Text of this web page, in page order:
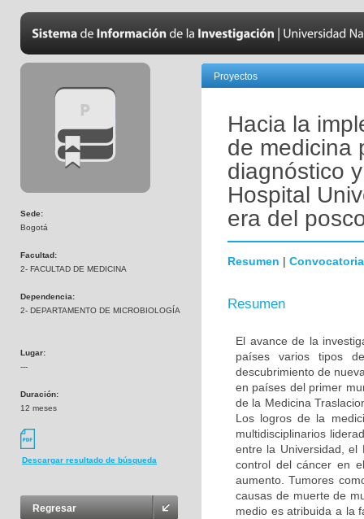
Sede:
Bogotá
Facultad:
2- FACULTAD DE MEDICINA
Dependencia:
2- DEPARTAMENTO DE MICROBIOLOGÍA
Lugar:
---
Duración:
12 meses
Descargar resultado de búsqueda
Regresar
Proyectos
Hacia la
de medicina
diagnóstico
Hospital
era del
Resumen | Convocatoria
Resumen
El avance de la
países varios tipos
descubrimiento de
en países del primer
de la Medicina
Los logros de la
multidisciplinarios
entre la Universidad, el
control del cáncer en
aumento. Tumores
causas de muerte de
medio es atribuida a la